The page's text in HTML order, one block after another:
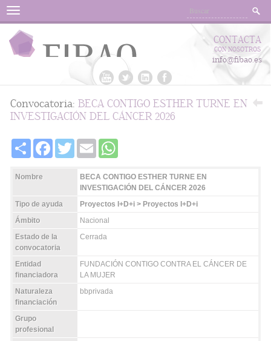
Menu
CONTACTA
CON NOSOTROS
info@fibao.es
Convocatoria: BECA CONTIGO ESTHER TURNE EN
INVESTIGACIÓN DEL CÁNCER 2026
Share FacebookTwitter Email
Nombre
BECA CONTIGO ESTHER TURNE EN
INVESTIGACIÓN DEL CÁNCER 2026
Tipo de ayuda
Proyectos I+D+i > Proyectos I+D+i
Ámbito
Nacional
Estado de la
convocatoria
Cerrada
Entidad
financiadora
FUNDACIÓN CONTIGO CONTRA EL CÁNCER DE
LA MUJER
Naturaleza
financiación
bbprivada
Grupo
profesional